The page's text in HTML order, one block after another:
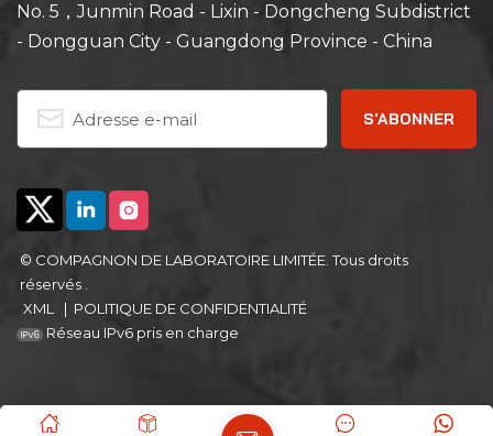
No. 5，Junmin Road - Lixin - Dongcheng Subdistrict
- Dongguan City - Guangdong Province - China
© COMPAGNON DE LABORATOIRE LIMITÉE. Tous droits
réservés .
XML
| POLITIQUE DE CONFIDENTIALITÉ
Réseau IPv6 pris en charge